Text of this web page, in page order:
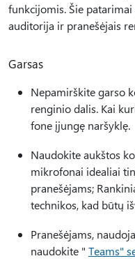
funkcijomis. Šie
auditorija ir pranešėjais
Garsas
Nepamirškite garso
renginio dalis. Kai
fone įjungę naršyklę.
Naudokite aukštos
mikrofonai idealiai
pranešėjams;
technikos, kad būtų
Pranešėjams,
naudokite " Teams"